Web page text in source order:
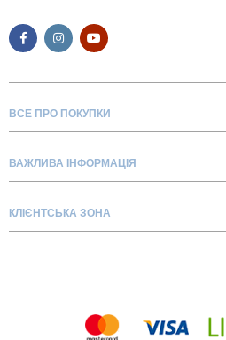
ВСЕ ПРО ПОКУПКИ
Про нас
Блог
ВАЖЛИВА ІНФОРМАЦІЯ
Доставка та оплата
КЛІЄНТСЬКА ЗОНА